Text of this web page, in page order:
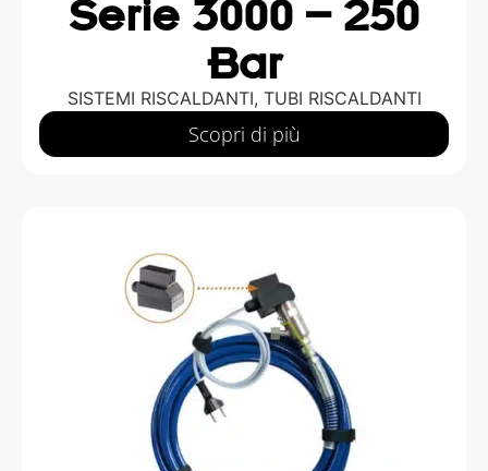
Serie 3000 – 250
Bar
SISTEMI RISCALDANTI, TUBI RISCALDANTI
Scopri di più